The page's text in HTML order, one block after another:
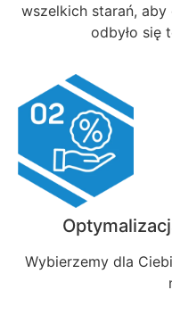
wszelkich starań,
odbyło się
Wybierzemy dla